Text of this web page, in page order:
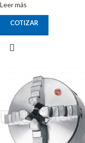
Leer más
COTIZAR